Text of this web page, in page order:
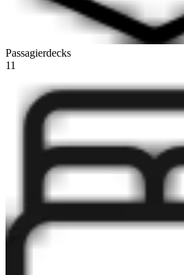
Passagierdecks
11